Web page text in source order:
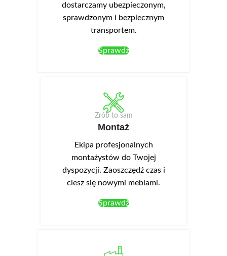
dostarczamy ubezpieczonym,
sprawdzonym i bezpiecznym
transportem.
Sprawdź
Zrób to sam
Montaż
Ekipa profesjonalnych
montażystów do Twojej
dyspozycji. Zaoszczędź czas i
ciesz się nowymi meblami.
Sprawdź